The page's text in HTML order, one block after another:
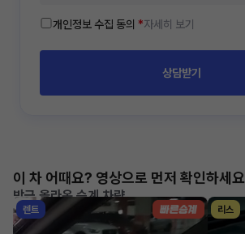
개인정보 수집 동의 *자세히 보기
상담받기
이 차 어때요? 영상으로 먼저 확인하세요
방금 올라온 승계 차량
렌트 리스